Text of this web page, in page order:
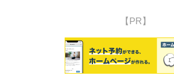
【PR】